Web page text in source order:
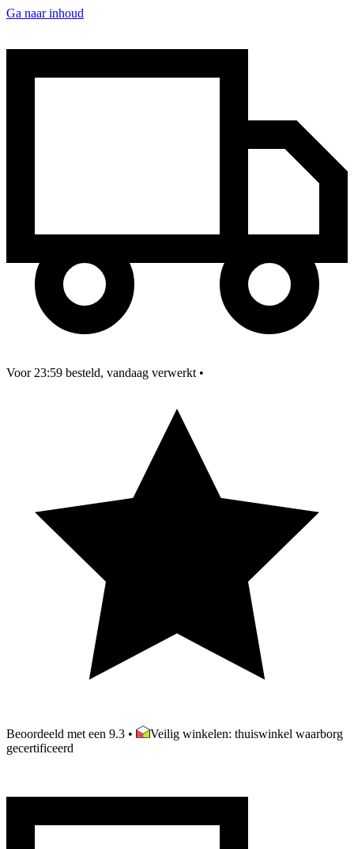
Ga naar inhoud
Voor 23:59 besteld, vandaag verwerkt •
Beoordeeld met een 9.3 •
Veilig winkelen: thuiswinkel waarborg
gecertificeerd